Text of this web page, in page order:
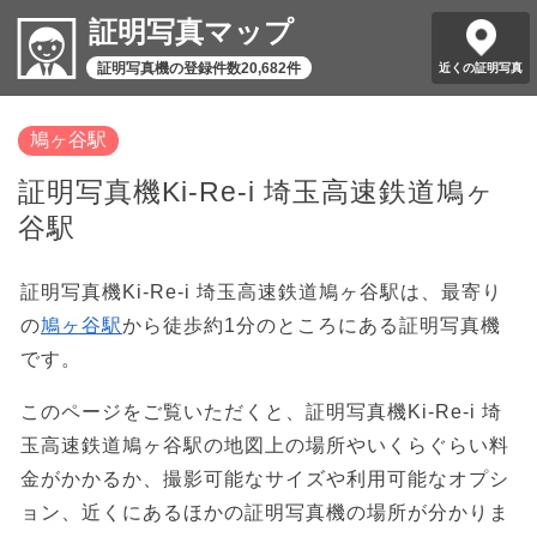
証明写真マップ
証明写真機の登録件数20,682件 近くの証明写真
鳩ヶ谷駅
証明写真機Ki-Re-i 埼玉高速鉄道鳩ヶ
谷駅
証明写真機Ki-Re-i 埼玉高速鉄道鳩ヶ谷駅は、最寄り
の鳩ヶ谷駅から徒歩約1分のところにある証明写真機
です。
このページをご覧いただくと、証明写真機Ki-Re-i 埼
玉高速鉄道鳩ヶ谷駅の地図上の場所やいくらぐらい料
金がかかるか、撮影可能なサイズや利用可能なオプシ
ョン、近くにあるほかの証明写真機の場所が分かりま